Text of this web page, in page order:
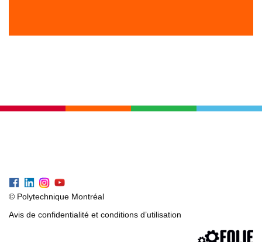
© Polytechnique Montréal
Avis de confidentialité et conditions d’utilisation